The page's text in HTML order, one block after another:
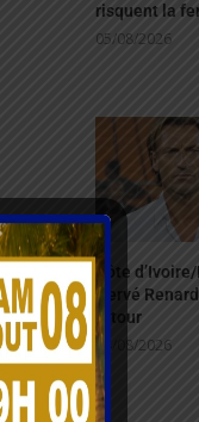
risquent la
05/08/2026
Côte
Hervé
retour
04/08/2026